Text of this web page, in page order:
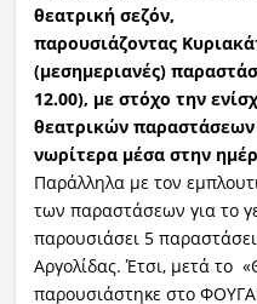
θεατρική σεζόν,
παρουσιάζοντας
(μεσημεριανές)
12.00), με στόχο την
θεατρικών παραστάσεων
νωρίτερα μέσα στην
Παράλληλα με τον
των παραστάσεων για το
παρουσιάσει 5
Αργολίδας. Έτσι, μετά το
παρουσιάστηκε στο